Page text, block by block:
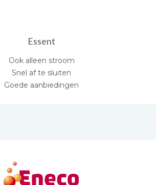
Essent
Ook alleen stroom
Snel af te sluiten
Goede aanbiedingen